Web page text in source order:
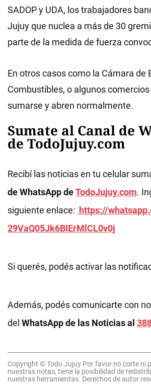
SADOP y UDA, los trabajadores
Jujuy que nuclea a más de 30
parte de la medida de fuerza
En otros casos como la Cámara de
Combustibles, o algunos
sumarse y abren normalmente.
Sumate al Canal de
de TodoJujuy.com
Recibí las noticias en tu celular
de WhatsApp deTodoJujuy.com.
siguiente enlace: https://
29VaQ05Jk6BIErMlCL0v0j
Si querés, podés activar las
Además, podés comunicarte con
del WhatsApp de las Noticias al
Copyright © Todo Jujuy Por favor no corte ni
nuestras notas, tiene la posibilidad de
nuestras herramientas. Derechos de autor